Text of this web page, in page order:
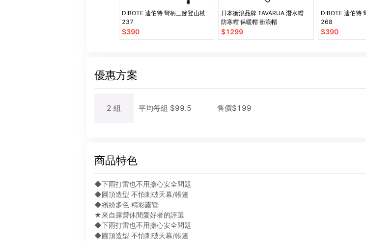
DIBOTE 迪伯特 彎柄三節登山杖
237
$390
日本衝浪品牌 TAVARUA 潛水帽
防寒帽 保暖帽 衝浪帽
$1299
DIBOTE 迪伯特 彎柄四節登山杖
268
$390
優惠方案
2 組 平均每組 $99.5 售價$199
商品特色
◆下雨打雷也不用擔心安全問題
◆圓頂造型 不怕刺破天幕/帳篷
◆繽紛多色 精彩露營
★來自露營休閒愛好者的評選
◆下雨打雷也不用擔心安全問題
◆圓頂造型 不怕刺破天幕/帳篷